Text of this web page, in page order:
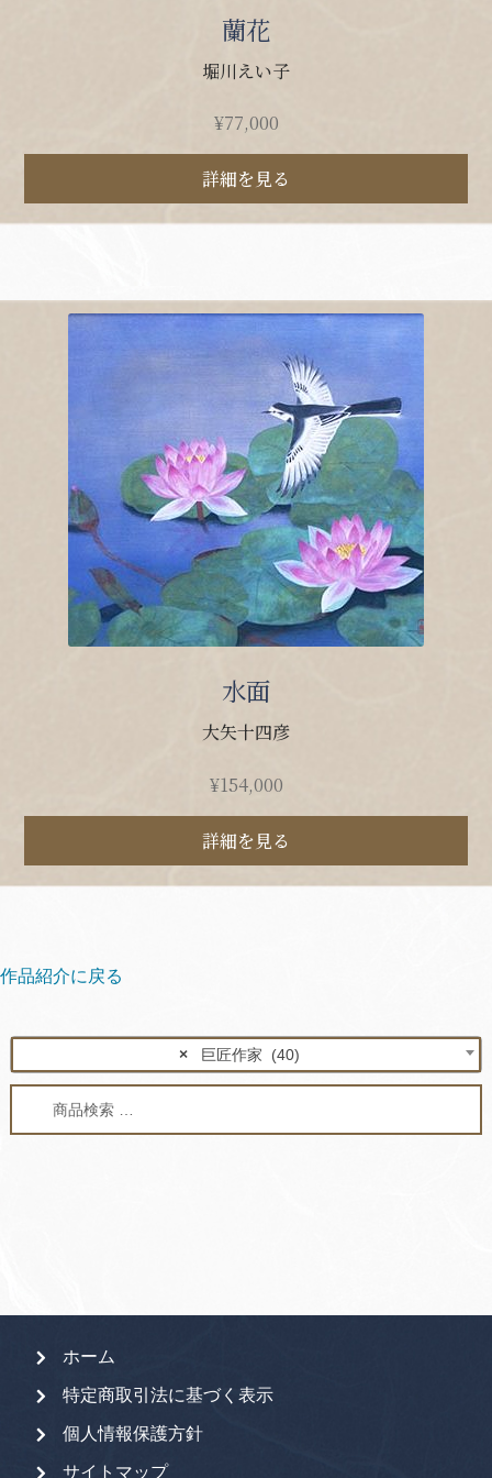
蘭花
堀川えい子
¥77,000
詳細を見る
水面
大矢十四彦
¥154,000
詳細を見る
作品紹介に戻る
× 巨匠作家 (40)
ホーム
特定商取引法に基づく表示
個人情報保護方針
サイトマップ